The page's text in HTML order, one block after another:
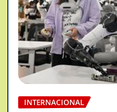
INTERNACIONAL